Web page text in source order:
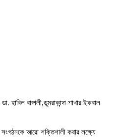
বাঙ্গালী,ডুমরাকান্দা শাখার ইকবাল
আরো শক্তিশালী করার লক্ষ্যে